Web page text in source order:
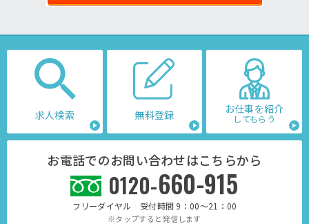
求人検索 無料登録 お仕事を紹介
してもらう
お電話でのお問い合わせはこちらから
0120-660-915
フリーダイヤル 受付時間 9：00～21：00
※タップすると発信します